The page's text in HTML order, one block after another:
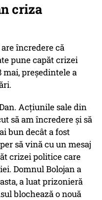
criza
încredere că
pune capăt crizei
preşedintele a
Acţiunile sale din
să am încredere şi să
bun decât a fost
să vină cu un mesaj
crizei politice care
Domnul Bolojan a
a luat prizonieră
blochează o nouă